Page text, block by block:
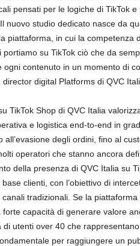
pensati per le logiche di TikTok
nuovo studio dedicato nasce da
piattaforma, in cui la competenza
portiamo su TikTok ciò che da
ogni contenuto in un momento di
director digital Platforms di QVC
TikTok Shop di QVC Italia
e logistica end-to-end in
all’evasione degli ordini, fino al
operatori che stanno ancora
della presenza di QVC Italia su
clienti, con l’obiettivo di
tradizionali. Se la
forte capacità di generare valore
di utenti over 40 che
per raggiungere un